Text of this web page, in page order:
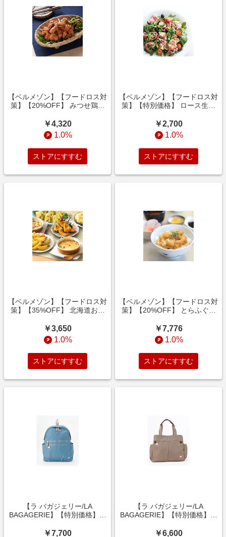
【ベルメゾン】【フードロス対
策】【20%OFF】 みつせ鶏や
味期限2026年11月14日)
￥4,320
1.0%
ストアにすすむ
【ベルメゾン】【フードロス対
策】【特別価格】 ロース生ハ
￥2,700
1.0%
ストアにすすむ
【ベルメゾン】【フードロス対
策】【35%OFF】 北海道お惣
￥3,650
1.0%
ストアにすすむ
【ベルメゾン】【フードロス対
策】【20%OFF】 とらふぐ刺
り)
￥7,776
1.0%
ストアにすすむ
【ラ バガジェリー/LA
BAGAGERIE】【特別価格】多
￥7,700
【ラ バガジェリー/LA
BAGAGERIE】【特別価格】多
￥6,600